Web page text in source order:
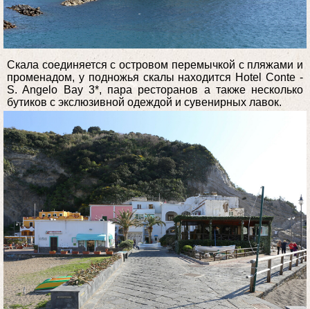
Скала соединяется с островом перемычкой с пляжами и
променадом, у подножья скалы находится Hotel Conte -
S. Angelo Bay 3*, пара ресторанов а также несколько
бутиков с экслюзивной одеждой и сувенирных лавок.